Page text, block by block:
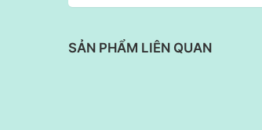
SẢN PHẨM LIÊN QUAN